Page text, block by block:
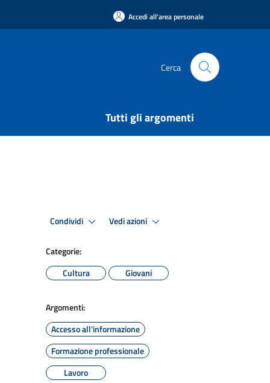
Accedi all'area personale
Cerca
Tutti gli argomenti
Condividi Vedi azioni
Categorie:
Cultura
Giovani
Argomenti:
Accesso all'informazione
Formazione professionale
Lavoro